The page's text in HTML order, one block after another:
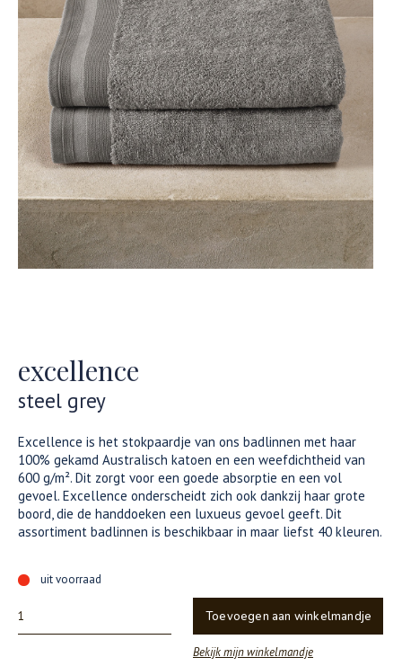
excellence
steel grey
Excellence is het stokpaardje van ons badlinnen met haar
100% gekamd Australisch katoen en een weefdichtheid van
600 g/m². Dit zorgt voor een goede absorptie en een vol
gevoel. Excellence onderscheidt zich ook dankzij haar grote
boord, die de handdoeken een luxueus gevoel geeft. Dit
assortiment badlinnen is beschikbaar in maar liefst 40 kleuren.
uit voorraad
Toevoegen aan winkelmandje
Bekijk mijn winkelmandje